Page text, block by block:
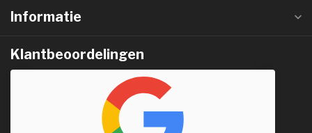
Informatie
Klantbeoordelingen